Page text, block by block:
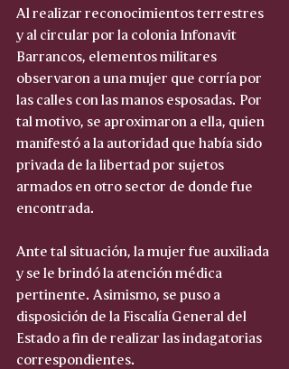
Al realizar reconocimientos terrestres
y al circular por la colonia Infonavit
Barrancos, elementos militares
observaron a una mujer que corría por
las calles con las manos esposadas. Por
tal motivo, se aproximaron a ella, quien
manifestó a la autoridad que había sido
privada de la libertad por sujetos
armados en otro sector de donde fue
encontrada.
Ante tal situación, la mujer fue auxiliada
y se le brindó la atención médica
pertinente. Asimismo, se puso a
disposición de la Fiscalía General del
Estado a fin de realizar las indagatorias
correspondientes.